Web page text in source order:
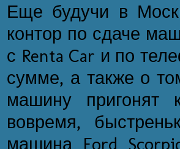
Еще будучи в
контор по сдаче
с Renta Car и по
сумме, а также о
машину пригонят
вовремя,
машина Ford